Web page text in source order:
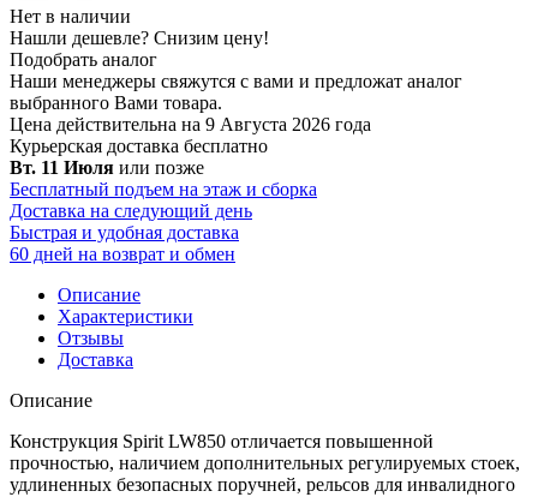
Нет в наличии
Нашли дешевле? Снизим цену!
Подобрать аналог
Наши менеджеры свяжутся с вами и предложат аналог
выбранного Вами товара.
Цена действительна на 9 Августа 2026 года
Курьерская доставка бесплатно
Вт. 11 Июля или позже
Бесплатный подъем на этаж и сборка
Доставка на следующий день
Быстрая и удобная доставка
60 дней на возврат и обмен
Описание
Характеристики
Отзывы
Доставка
Описание
Конструкция Spirit LW850 отличается повышенной
прочностью, наличием дополнительных регулируемых стоек,
удлиненных безопасных поручней, рельсов для инвалидного